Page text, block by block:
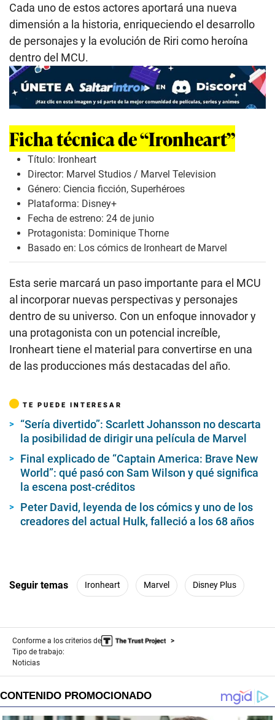
Cada uno de estos actores aportará una nueva
dimensión a la historia, enriqueciendo el desarrollo
de personajes y la evolución de Riri como heroína
dentro del MCU.
Ficha técnica de “Ironheart”
Título: Ironheart
Director: Marvel Studios / Marvel Television
Género: Ciencia ficción, Superhéroes
Plataforma: Disney+
Fecha de estreno: 24 de junio
Protagonista: Dominique Thorne
Basado en: Los cómics de Ironheart de Marvel
Esta serie marcará un paso importante para el MCU
al incorporar nuevas perspectivas y personajes
dentro de su universo. Con un enfoque innovador y
una protagonista con un potencial increíble,
Ironheart tiene el material para convertirse en una
de las producciones más destacadas del año.
TE PUEDE INTERESAR
“Sería divertido”: Scarlett Johansson no descarta
la posibilidad de dirigir una película de Marvel
Final explicado de “Captain America: Brave New
World”: qué pasó con Sam Wilson y qué significa
la escena post-créditos
Peter David, leyenda de los cómics y uno de los
creadores del actual Hulk, falleció a los 68 años
Seguir temas Ironheart Marvel Disney Plus
Conforme a los criterios de
Tipo de trabajo:
Noticias